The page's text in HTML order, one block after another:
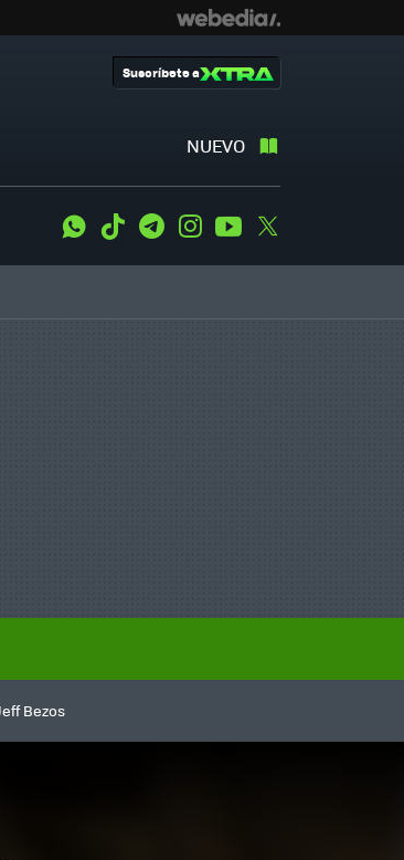
NUEVO
Suscríbete a
WhatsApp
Tiktok TelegramInstagramYoutube
Bezos